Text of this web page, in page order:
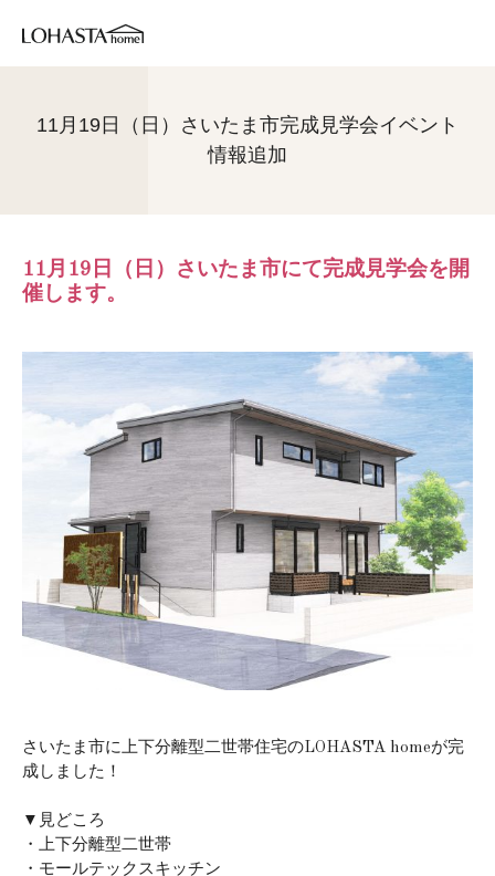
11月19日（日）さいたま市完成見学会イベント
情報追加
11月19日（日）さいたま市にて完成見学会を開
催します。
さいたま市に上下分離型二世帯住宅のLOHASTA homeが完
成しました！
▼見どころ
・上下分離型二世帯
・モールテックスキッチン